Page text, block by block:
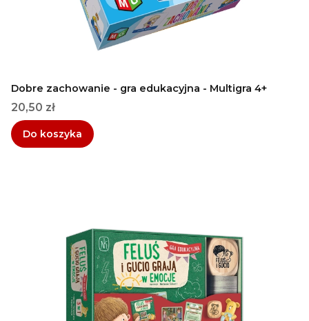
Dobre zachowanie - gra edukacyjna - Multigra 4+
Cena
20,50 zł
Do koszyka